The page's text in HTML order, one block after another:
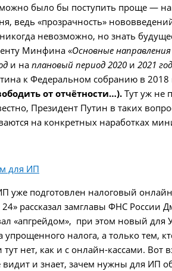
было бы поступить проще —
ведь «прозрачность»
никогда невозможно, но знать
Минфина «Основные
и на плановый период 2020 и 2021
к Федеральном собранию в 2018
от отчётности…). Тут уж не
Президент Путин в таких
на конкретных наработках
уже подготовлен налоговый
24» рассказал замглавы ФНС
«апгрейдом», при этом новый для
упрощенного налога, а только тем,
тут нет, как и с онлайн-кассами.
видит и знает, зачем нужны для ИП